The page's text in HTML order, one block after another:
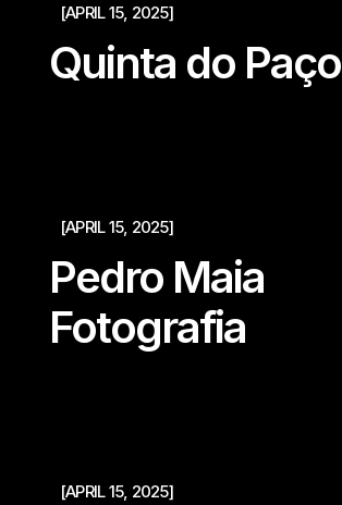
[APRIL 15, 2025]
Quinta do Paço
[APRIL 15, 2025]
Pedro Maia
Fotografia
[APRIL 15, 2025]